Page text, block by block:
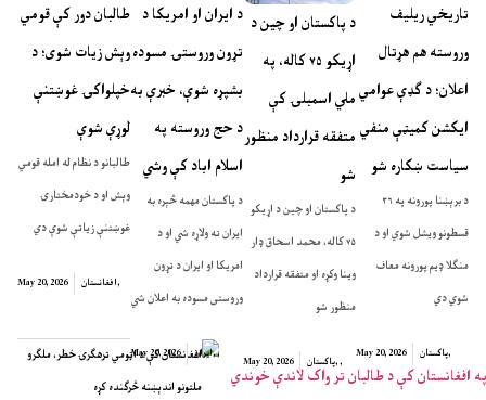
طالبان دور کې قومي
وېش زیات شوی؛ د
خپلواکۍ غوښتنې
لوړې شوې
طالبانو د نظام له امله قومي
وېش او د خودمختارۍ
غوښتنې زیاتې شوې دي
May 20, 2026 افغانستان,
افغانستان کې د اټومي ترهګرۍ خطر، ملګرو
ملتونو اندېښنه څرګنده کړه
د ایران او امریکا د
تړون وروستۍ مسوده
بشپړه شوې، خبرې به
د حج وروسته په
اسلام اباد کې وشي
د پاکستان مهمه څېره به
ایران ته ولاړه شي او د
امریکا او ایران د تړون
وروستی مسوده به اعلان شي
May 20, 2026 ایران,,
د پاکستان او چین د
اړیکو ۷۵ کاله، په
ملي اسمبلۍ کې
متفقه قرارداد منظور
شو
د پاکستان او چین د اړیکو
۷۵ کاله، محمد اسحاق ډار
وینا وکړه او متفقه قرارداد
منظور شو
May 20, 2026 پاکستان,,
تاریخي ریلیف
وروسته هم هړتال
اعلان؛ د ګډې عوامي
ایکشن کمیټې منفي
سیاست ښکاره شو
د برېښنا پورونه په ۳۶
قسطونو ویشل شوي او د
منګلا ډیم پورونه معاف
شوي دي
May 20, 2026 پاکستان,